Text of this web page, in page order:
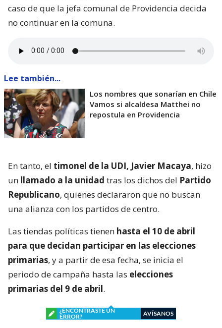
caso de que la jefa comunal de Providencia decida
no continuar en la comuna.
Lee también...
Los nombres que sonarían en Chile
Vamos si alcaldesa Matthei no
repostula en Providencia
En tanto, el timonel de la UDI, Javier Macaya, hizo
un llamado a la unidad tras los dichos del Partido
Republicano, quienes declararon que no buscan
una alianza con los partidos de centro.
Las tiendas políticas tienen hasta el 10 de abril
para que decidan participar en las elecciones
primarias, y a partir de esa fecha, se inicia el
periodo de campaña hasta las elecciones
primarias del 9 de abril.
¿ENCONTRASTE UN
ERROR?
AVÍSANOS